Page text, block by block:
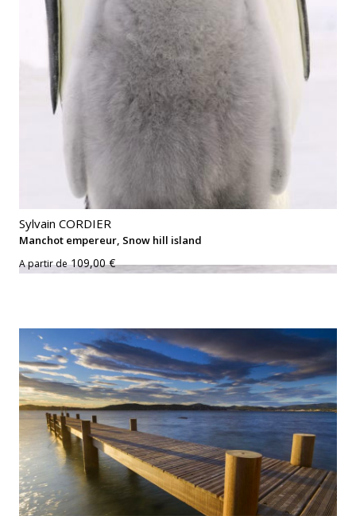
Sylvain CORDIER
Manchot empereur, Snow hill island
A partir de 109,00 €